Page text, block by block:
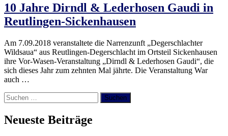
10 Jahre Dirndl & Lederhosen Gaudi in
Reutlingen-Sickenhausen
Am 7.09.2018 veranstaltete die Narrenzunft „Degerschlachter
Wildsaua“ aus Reutlingen-Degerschlacht im Ortsteil Sickenhausen
ihre Vor-Wasen-Veranstaltung „Dirndl & Lederhosen Gaudi“, die
sich dieses Jahr zum zehnten Mal jährte. Die Veranstaltung War
auch …
Suchen
nach:
Neueste Beiträge